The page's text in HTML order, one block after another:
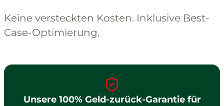
Keine versteckten Kosten. Inklusive Best-
Case-Optimierung.
Unsere 100% Geld-zurück-Garantie für